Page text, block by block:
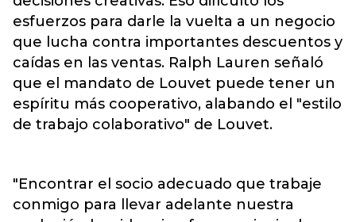
esfuerzos para darle la vuelta a un negocio
que lucha contra importantes descuentos y
caídas en las ventas. Ralph Lauren señaló
que el mandato de Louvet puede tener un
espíritu más cooperativo, alabando el "estilo
de trabajo colaborativo" de Louvet.
"Encontrar el socio adecuado que trabaje
conmigo para llevar adelante nuestra